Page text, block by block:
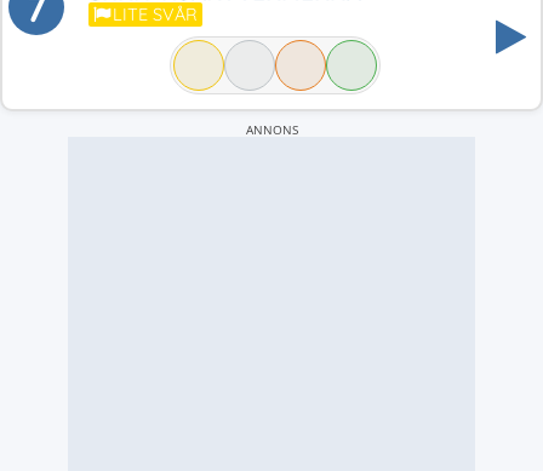
LITE SVÅR
ANNONS